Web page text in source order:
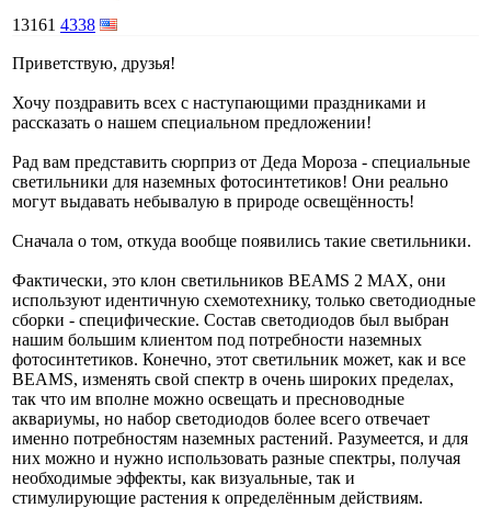
13161 4338
Приветствую, друзья!
Хочу поздравить всех с наступающими праздниками и
рассказать о нашем специальном предложении!
Рад вам представить сюрприз от Деда Мороза - специальные
светильники для наземных фотосинтетиков! Они реально
могут выдавать небывалую в природе освещённость!
Сначала о том, откуда вообще появились такие светильники.
Фактически, это клон светильников BEAMS 2 MAX, они
используют идентичную схемотехнику, только светодиодные
сборки - специфические. Состав светодиодов был выбран
нашим большим клиентом под потребности наземных
фотосинтетиков. Конечно, этот светильник может, как и все
BEAMS, изменять свой спектр в очень широких пределах,
так что им вполне можно освещать и пресноводные
аквариумы, но набор светодиодов более всего отвечает
именно потребностям наземных растений. Разумеется, и для
них можно и нужно использовать разные спектры, получая
необходимые эффекты, как визуальные, так и
стимулирующие растения к определённым действиям.